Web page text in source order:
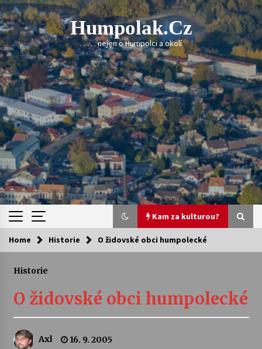
Skip
to
content
Humpolak.cz
. . . . . nejen o Humpolci a okolí
Kam za kulturou?
Kam za kulturou?
Sukuba Ensemble
4. 8. 2026
Vernisáž výstavy Josefíny Duškové: Stávám se
kapkou
Home Historie O židovské obci humpolecké
Historie
O židovské obci humpolecké
Axl 16. 9. 2005